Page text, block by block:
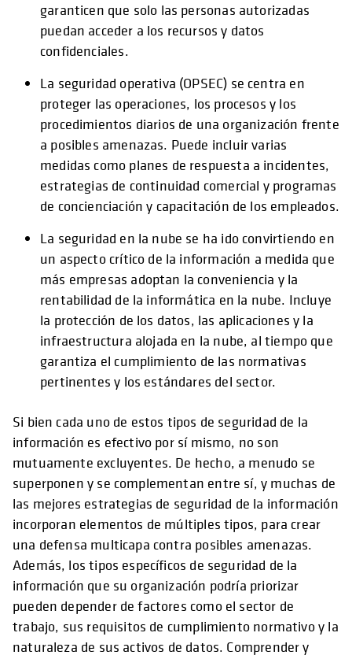
garanticen que solo las personas autorizadas
puedan acceder a los recursos y datos
confidenciales.
La seguridad operativa (OPSEC) se centra en
proteger las operaciones, los procesos y los
procedimientos diarios de una organización frente
a posibles amenazas. Puede incluir varias
medidas como planes de respuesta a incidentes,
estrategias de continuidad comercial y programas
de concienciación y capacitación de los empleados.
La seguridad en la nube se ha ido convirtiendo en
un aspecto crítico de la información a medida que
más empresas adoptan la conveniencia y la
rentabilidad de la informática en la nube. Incluye
la protección de los datos, las aplicaciones y la
infraestructura alojada en la nube, al tiempo que
garantiza el cumplimiento de las normativas
pertinentes y los estándares del sector.
Si bien cada uno de estos tipos de seguridad de la
información es efectivo por sí mismo, no son
mutuamente excluyentes. De hecho, a menudo se
superponen y se complementan entre sí, y muchas de
las mejores estrategias de seguridad de la información
incorporan elementos de múltiples tipos, para crear
una defensa multicapa contra posibles amenazas.
Además, los tipos específicos de seguridad de la
información que su organización podría priorizar
pueden depender de factores como el sector de
trabajo, sus requisitos de cumplimiento normativo y la
naturaleza de sus activos de datos. Comprender y